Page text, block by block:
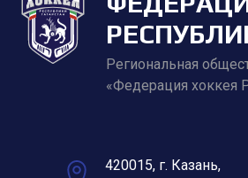
Региональная
«Федерация хоккея
420015, г. Казань,